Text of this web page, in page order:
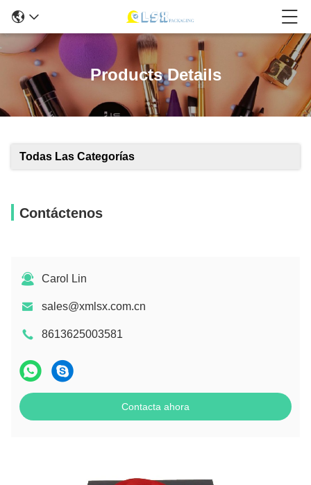
Products Details
Todas Las Categorías
Contáctenos
Carol Lin
sales@xmlsx.com.cn
8613625003581
Contacta ahora